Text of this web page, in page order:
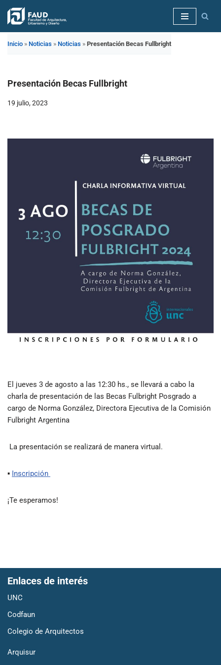
Saltar
Inicio » Noticias » Noticias » Presentación Becas Fullbright
Presentación Becas Fullbright
19 julio, 2023
El jueves 3 de agosto a las 12:30 hs., se llevará a cabo la
charla de presentación de las Becas Fulbright Posgrado a
cargo de Norma González, Directora Ejecutiva de la Comisión
Fulbright Argentina
La presentación se realizará de manera virtual.
▪ Inscripción
¡Te esperamos!
Enlaces de interés
UNC
Codfaun
Colegio de Arquitectos
Arquisur